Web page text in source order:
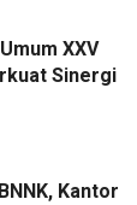
XXV
Sinergi
Kantor